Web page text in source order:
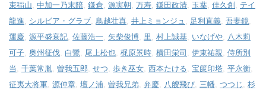
束稲山, 中加一乃末陪, 鎌倉, 源実朝, 万寿, 鎌田政清, 玉葉, 佳久創 , テイ
龍進, シルビア・グラブ, 鳥越壮真, 井上ミョンジュ , 足利直義, 吾妻鏡,
運慶, 源平盛衰記, 佐藤浩一, 矢柴俊博, 里, 村上誠基, いなげや, 八木莉
可子, 奥州征伐, 白鷺, 尾上松也, 梶原景時, 横田栄司 , 伊東祐親, 侍所別
当 , 千葉常胤, 曽我五郎, せつ, 歩き巫女, 西本たける, 宝篋印塔, 平永衡,
征夷大将軍, 源仲章, 壇ノ浦, 曽我兄弟, 弁慶, 八艘飛び, 三幡, つつじ , 杉